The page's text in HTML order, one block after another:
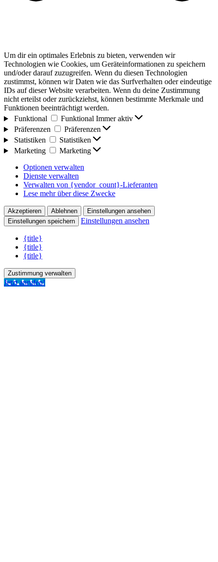
Um dir ein optimales Erlebnis zu bieten, verwenden wir
Technologien wie Cookies, um Geräteinformationen zu speichern
und/oder darauf zuzugreifen. Wenn du diesen Technologien
zustimmst, können wir Daten wie das Surfverhalten oder eindeutige
IDs auf dieser Website verarbeiten. Wenn du deine Zustimmung
nicht erteilst oder zurückziehst, können bestimmte Merkmale und
Funktionen beeinträchtigt werden.
Funktional
Funktional Immer aktiv
Präferenzen
Präferenzen
Statistiken
Statistiken
Marketing
Marketing
Optionen verwalten
Dienste verwalten
Verwalten von {vendor_count}-Lieferanten
Lese mehr über diese Zwecke
Akzeptieren Ablehnen
Einstellungen ansehen
Einstellungen speichern
Einstellungen ansehen
{title}
{title}
{title}
Zustimmung verwalten
Jetzt anrufen!